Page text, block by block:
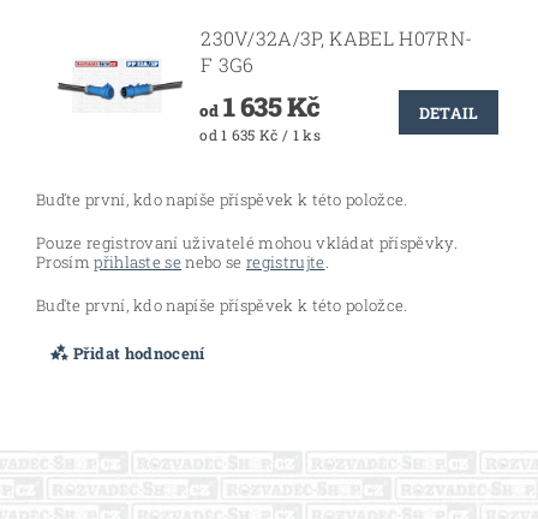
230V/32A/3P, KABEL H07RN-
F 3G6
od1 635 Kč
od 1 635 Kč / 1 ks
DETAIL
Buďte první, kdo napíše příspěvek k této položce.
Pouze registrovaní uživatelé mohou vkládat příspěvky.
Prosímpřihlaste se nebo se registrujte.
Buďte první, kdo napíše příspěvek k této položce.
Přidat hodnocení